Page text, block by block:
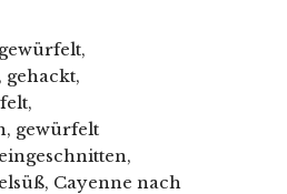
gehackt,
gewürfelt
Cayenne nach